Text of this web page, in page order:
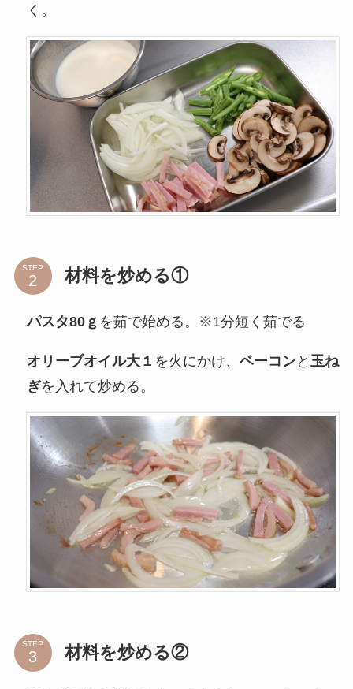
く。
STEP 材料を炒める①
パスタ80ｇ を茹で始める。※1分短く茹でる
オリーブオイル大１ を火にかけ、 ベーコンと 玉ね
ぎを入れて炒める。
STEP 材料を炒める②